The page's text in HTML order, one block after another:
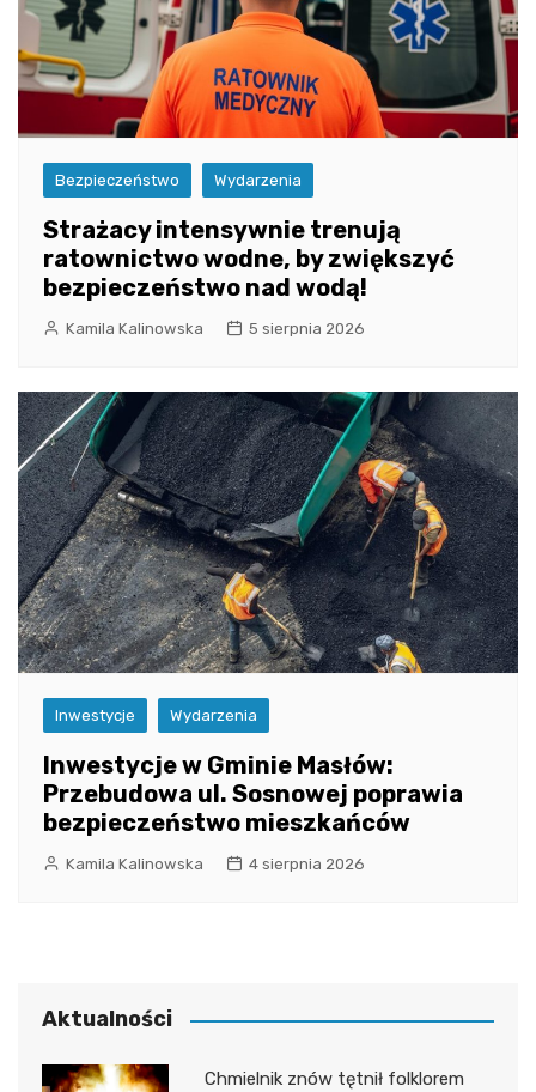
Bezpieczeństwo Wydarzenia
Strażacy intensywnie trenują
ratownictwo wodne, by zwiększyć
bezpieczeństwo nad wodą!
Kamila Kalinowska 5 sierpnia 2026
Inwestycje Wydarzenia
Inwestycje w Gminie Masłów:
Przebudowa ul. Sosnowej poprawia
bezpieczeństwo mieszkańców
Kamila Kalinowska 4 sierpnia 2026
Aktualności
Chmielnik znów tętnił folklorem